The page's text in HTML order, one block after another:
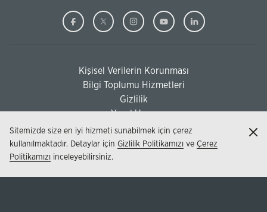
Ziraat
(Bu
pencerede
açılacaktır)
Ziraat
(Bu
pencerede
açılacaktır)
Ziraat
(Bu
pencerede
açılacaktır)
Ziraat
(Bu
pencerede
Ziraat
(Bu
Kişisel Verilerin Korunması
(Bu sayfa yeni pencerede açılacaktır)
Bilgi Toplumu Hizmetleri
(Bu sayfa yeni pencerede açılacaktır)
Gizlilik
Yasal Uyarı
Sitemizde size en iyi hizmeti sunabilmek için çerez
kullanılmaktadır. Detaylar için Gizlilik Politikamızı ve Çerez
Politikamızı inceleyebilirsiniz.